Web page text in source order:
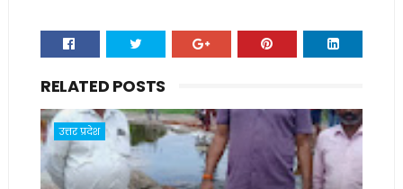
RELATED POSTS
उत्तर प्रदेश